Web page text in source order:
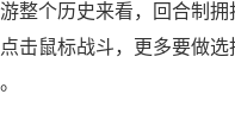
个历史来看，回合制拥
击鼠标战斗，更多要做